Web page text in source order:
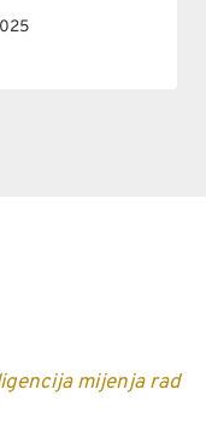
mijenja rad